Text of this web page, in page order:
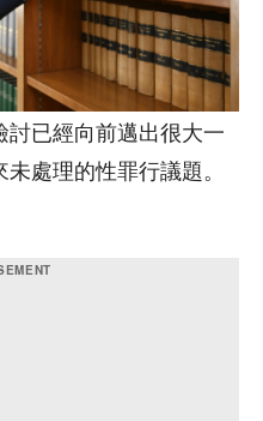
已經向前邁出很大一
處理的性罪行議題。